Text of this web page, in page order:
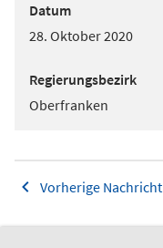
Datum
28. Oktober 2020
Regierungsbezirk
Oberfranken
Vorherige Nachricht